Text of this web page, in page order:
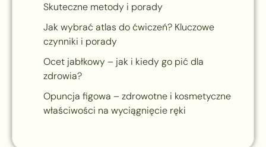
Skuteczne metody i porady
Jak wybrać atlas do ćwiczeń? Kluczowe
czynniki i porady
Ocet jabłkowy – jak i kiedy go pić dla
zdrowia?
Opuncja figowa – zdrowotne i kosmetyczne
właściwości na wyciągnięcie ręki